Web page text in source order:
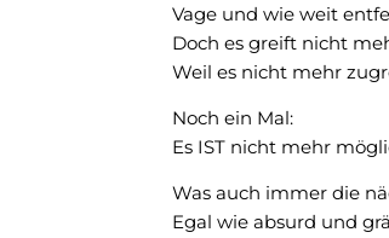
Vage und wie weit
Doch es greift nicht
Weil es nicht mehr
Noch ein Mal:
Es IST nicht mehr
Was auch immer die
Egal wie absurd und